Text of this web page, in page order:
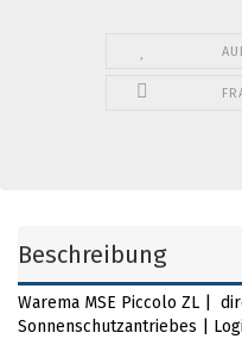
Beschreibung
Warema MSE Piccolo ZL |
Sonnenschutzantriebes |